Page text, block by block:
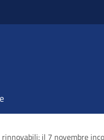
il 7 novembre